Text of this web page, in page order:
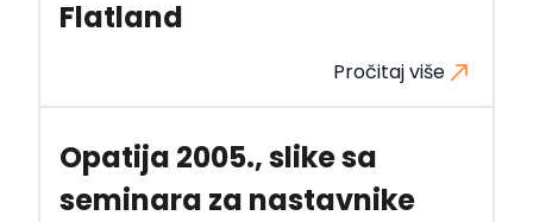
Flatland
Pročitaj više
Opatija 2005., slike sa
seminara za nastavnike